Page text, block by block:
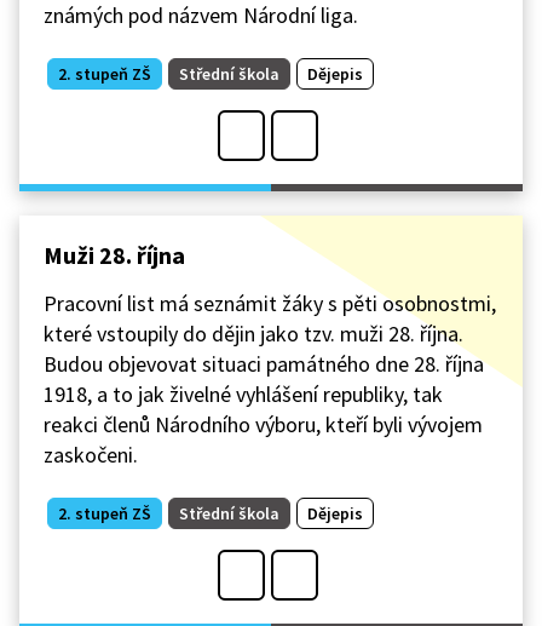
známých pod názvem Národní liga.
2. stupeň ZŠ Střední škola Dějepis
Muži 28. října
Pracovní list má seznámit žáky s pěti osobnostmi,
které vstoupily do dějin jako tzv. muži 28. října.
Budou objevovat situaci památného dne 28. října
1918, a to jak živelné vyhlášení republiky, tak
reakci členů Národního výboru, kteří byli vývojem
zaskočeni.
2. stupeň ZŠ Střední škola Dějepis